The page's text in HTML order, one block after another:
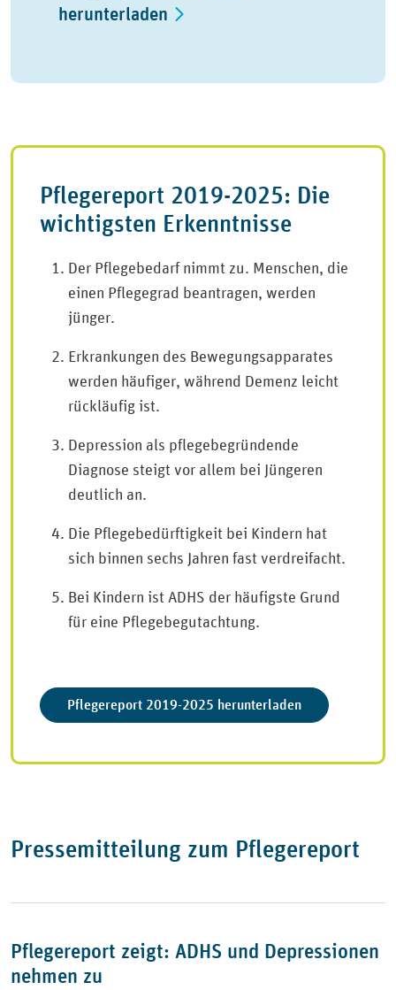
herunterladen
Pflegereport 2019-2025: Die
wichtigsten Erkenntnisse
Der Pflegebedarf nimmt zu. Menschen, die
einen Pflegegrad beantragen, werden
jünger.
Erkrankungen des Bewegungsapparates
werden häufiger, während Demenz leicht
rückläufig ist.
Depression als pflegebegründende
Diagnose steigt vor allem bei Jüngeren
deutlich an.
Die Pflegebedürftigkeit bei Kindern hat
sich binnen sechs Jahren fast verdreifacht.
Bei Kindern ist ADHS der häufigste Grund
für eine Pflegebegutachtung.
Pflegereport 2019-2025 herunterladen
Pressemitteilung zum Pflegereport
Pflegereport zeigt: ADHS und Depressionen
nehmen zu